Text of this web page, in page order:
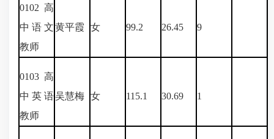
0102 高
中语文
教师
黄平霞 女 99.2 26.45 9
0103 高
中英语
教师
吴慧梅 女 115.1 30.69 1